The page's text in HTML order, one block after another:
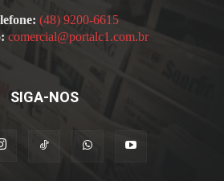
(48) 9200-6615
comercial@portalc1.com.br
SIGA-NOS